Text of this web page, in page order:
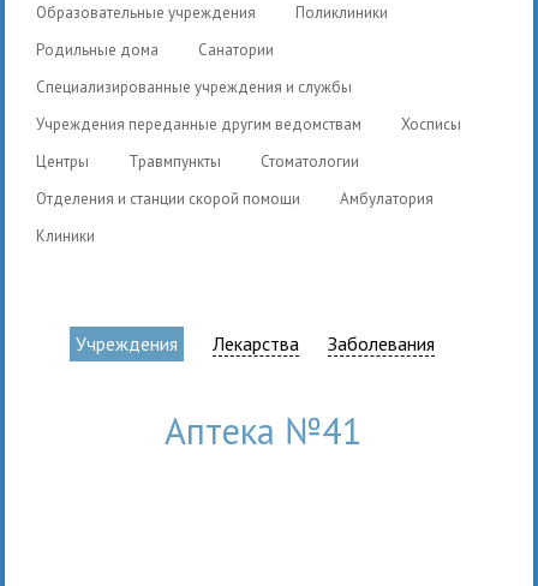
Образовательные учреждения
Поликлиники
Родильные дома
Санатории
Специализированные учреждения и службы
Учреждения переданные другим ведомствам
Хосписы
Центры
Травмпункты
Стоматологии
Отделения и станции скорой помощи
Амбулатория
Клиники
Учреждения Лекарства Заболевания
Аптека №41